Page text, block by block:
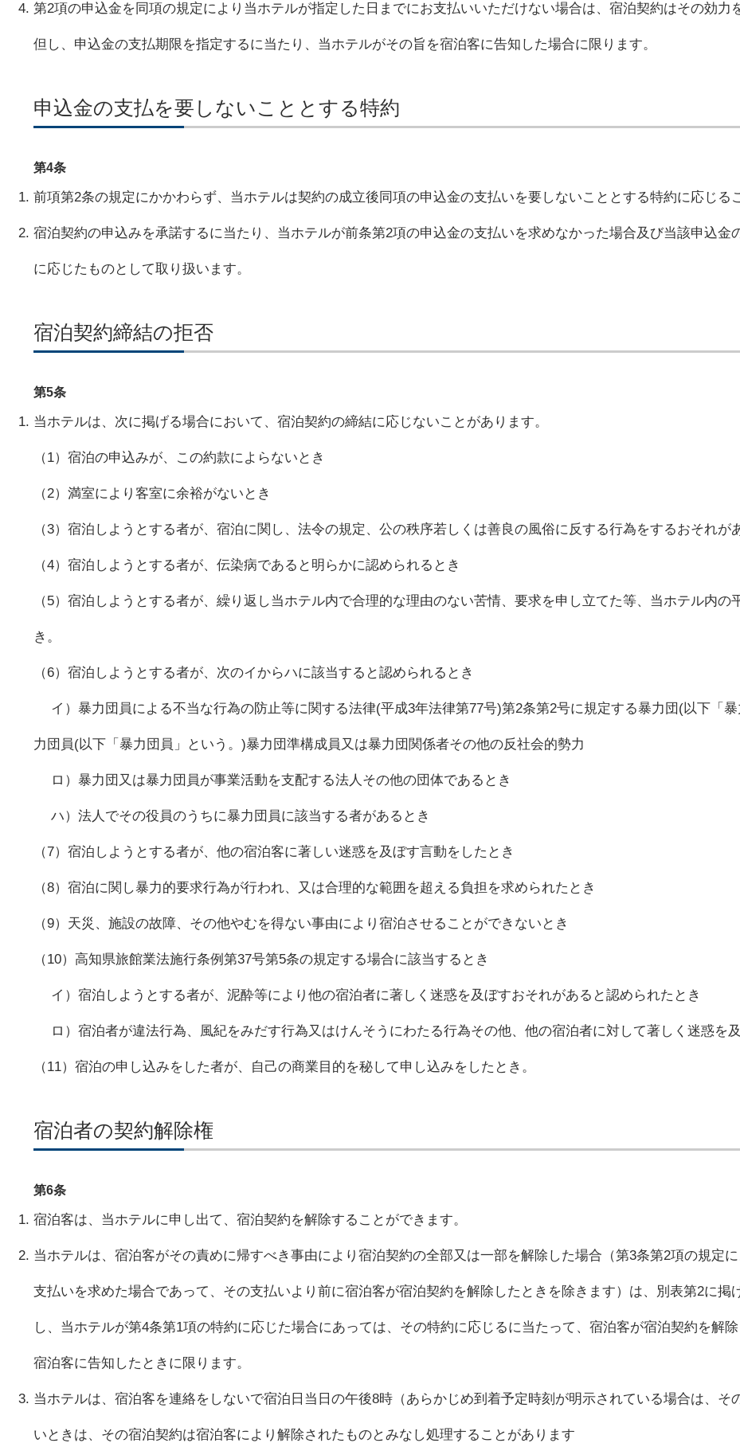
第2項の申込金を同項の規定により当ホテルが指定した日までにお支払いいただけない場合は、宿泊契約はその効力
但し、申込金の支払期限を指定するに当たり、当ホテルがその旨を宿泊客に告知した場合に限ります。
申込金の支払を要しないこととする特約
第4条
前項第2条の規定にかかわらず、当ホテルは契約の成立後同項の申込金の支払いを要しないこととする特約に応じる
宿泊契約の申込みを承諾するに当たり、当ホテルが前条第2項の申込金の支払いを求めなかった場合及び当該申込
に応じたものとして取り扱います。
宿泊契約締結の拒否
第5条
当ホテルは、次に掲げる場合において、宿泊契約の締結に応じないことがあります。
（1）宿泊の申込みが、この約款によらないとき
（2）満室により客室に余裕がないとき
（3）宿泊しようとする者が、宿泊に関し、法令の規定、公の秩序若しくは善良の風俗に反する行為をするおそれが
（4）宿泊しようとする者が、伝染病であると明らかに認められるとき
（5）宿泊しようとする者が、繰り返し当ホテル内で合理的な理由のない苦情、要求を申し立てた等、当ホテル内
き。
（6）宿泊しようとする者が、次のイからハに該当すると認められるとき
イ）暴力団員による不当な行為の防止等に関する法律(平成3年法律第77号)第2条第2号に規定する暴力団(以下「
力団員(以下「暴力団員」という。)暴力団準構成員又は暴力団関係者その他の反社会的勢力
ロ）暴力団又は暴力団員が事業活動を支配する法人その他の団体であるとき
ハ）法人でその役員のうちに暴力団員に該当する者があるとき
（7）宿泊しようとする者が、他の宿泊客に著しい迷惑を及ぼす言動をしたとき
（8）宿泊に関し暴力的要求行為が行われ、又は合理的な範囲を超える負担を求められたとき
（9）天災、施設の故障、その他やむを得ない事由により宿泊させることができないとき
（10）高知県旅館業法施行条例第37号第5条の規定する場合に該当するとき
イ）宿泊しようとする者が、泥酔等により他の宿泊者に著しく迷惑を及ぼすおそれがあると認められたとき
ロ）宿泊者が違法行為、風紀をみだす行為又はけんそうにわたる行為その他、他の宿泊者に対して著しく迷惑を
（11）宿泊の申し込みをした者が、自己の商業目的を秘して申し込みをしたとき。
宿泊者の契約解除権
第6条
宿泊客は、当ホテルに申し出て、宿泊契約を解除することができます。
当ホテルは、宿泊客がその責めに帰すべき事由により宿泊契約の全部又は一部を解除した場合（第3条第2項の規定
支払いを求めた場合であって、その支払いより前に宿泊客が宿泊契約を解除したときを除きます）は、別表第2に掲
し、当ホテルが第4条第1項の特約に応じた場合にあっては、その特約に応じるに当たって、宿泊客が宿泊契約を解
宿泊客に告知したときに限ります。
当ホテルは、宿泊客を連絡をしないで宿泊日当日の午後8時（あらかじめ到着予定時刻が明示されている場合は、
いときは、その宿泊契約は宿泊客により解除されたものとみなし処理することがあります